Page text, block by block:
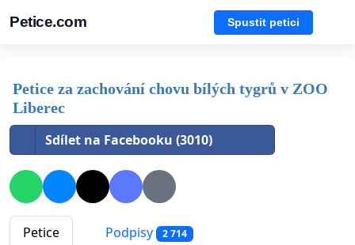
Petice.com Spustit petici
Petice za zachování chovu bílých tygrů v ZOO
Liberec
Sdílet na Facebooku (3010)
Petice Podpisy 2 714